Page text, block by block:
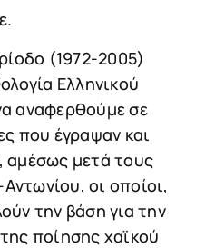
(1972-2005)
Ελληνικού
αναφερθούμε σε
που έγραψαν και
αμέσως μετά τους
οι οποίοι,
την βάση για την
ποίησης χαϊκού